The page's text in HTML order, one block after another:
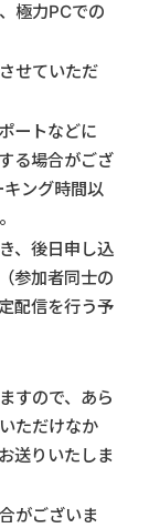
極力PCでの
せていただ
ートなどに
る場合がござ
キング時間以
、後日申し込
参加者同士の
配信を行う予
すので、あら
ただけなか
送りいたしま
がございま